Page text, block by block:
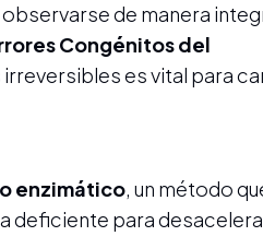
de manera
Congénitos del
es vital para
enzimático, un método
deficiente para